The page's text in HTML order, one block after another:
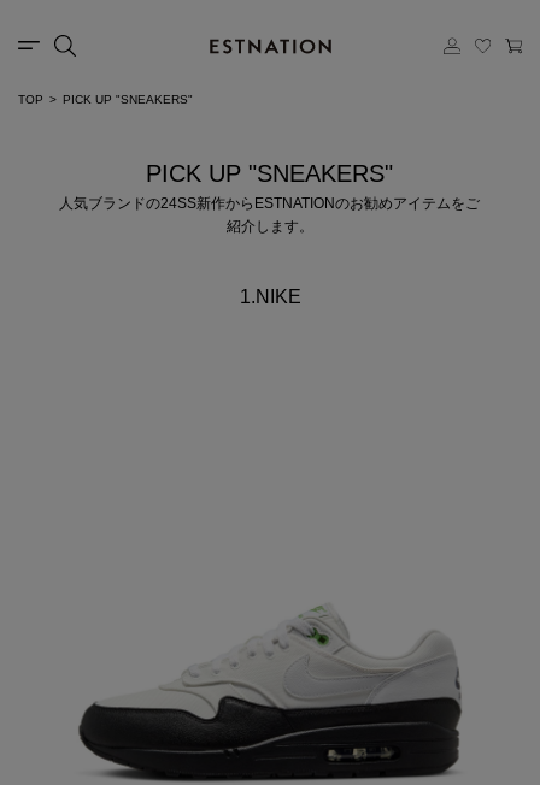
TOP PICK UP "SNEAKERS"
PICK UP "SNEAKERS"
人気ブランドの24SS新作からESTNATIONのお勧めアイテムをご
紹介します。
1.NIKE